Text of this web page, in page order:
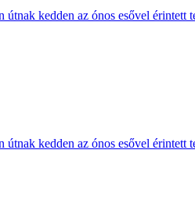
kedden az ónos esővel érintett
kedden az ónos esővel érintett